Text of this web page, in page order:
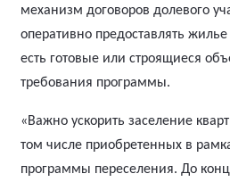
механизм договоров долевого
оперативно предоставлять
есть готовые или строящиеся
требования программы.
«Важно ускорить заселение
том числе приобретенных в
программы переселения. До